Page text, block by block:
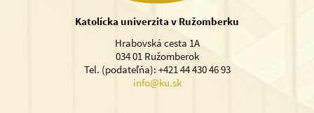
Katolícka univerzita v Ružomberku
Hrabovská cesta 1A
034 01 Ružomberok
Tel. (podateľňa): +421 44 430 46 93
info@ku.sk